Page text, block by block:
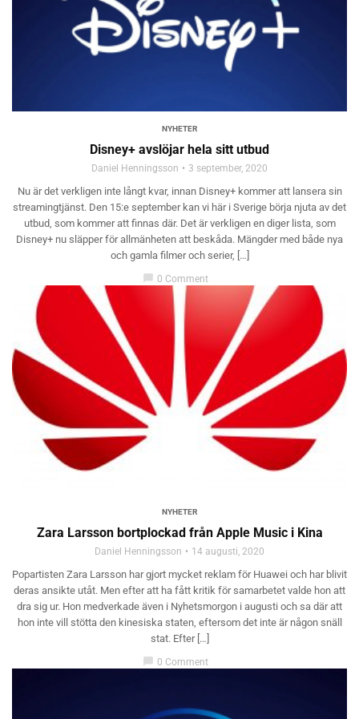
NYHETER
Disney+ avslöjar hela sitt utbud
Daniel Henningsson 3 september, 2020
Nu är det verkligen inte långt kvar, innan Disney+ kommer att lansera sin
streamingtjänst. Den 15:e september kan vi här i Sverige börja njuta av det
utbud, som kommer att finnas där. Det är verkligen en diger lista, som
Disney+ nu släpper för allmänheten att beskåda. Mängder med både nya
och gamla filmer och serier, […]
chat_bubble 0 Comment
NYHETER
Zara Larsson bortplockad från Apple Music i Kina
Daniel Henningsson 14 augusti, 2020
Popartisten Zara Larsson har gjort mycket reklam för Huawei och har blivit
deras ansikte utåt. Men efter att ha fått kritik för samarbetet valde hon att
dra sig ur. Hon medverkade även i Nyhetsmorgon i augusti och sa där att
hon inte vill stötta den kinesiska staten, eftersom det inte är någon snäll
stat. Efter […]
chat_bubble 0 Comment